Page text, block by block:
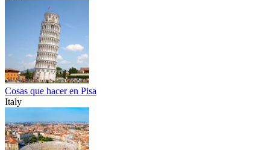
Cosas que hacer en Pisa
Italy